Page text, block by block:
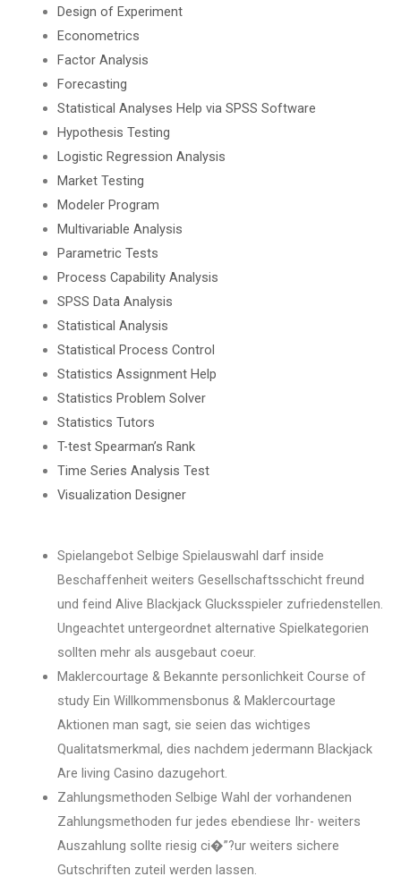
Design of Experiment
Econometrics
Factor Analysis
Forecasting
Statistical Analyses Help via SPSS Software
Hypothesis Testing
Logistic Regression Analysis
Market Testing
Modeler Program
Multivariable Analysis
Parametric Tests
Process Capability Analysis
SPSS Data Analysis
Statistical Analysis
Statistical Process Control
Statistics Assignment Help
Statistics Problem Solver
Statistics Tutors
T-test Spearman’s Rank
Time Series Analysis Test
Visualization Designer
Spielangebot Selbige Spielauswahl darf inside
Beschaffenheit weiters Gesellschaftsschicht freund
und feind Alive Blackjack Glucksspieler zufriedenstellen.
Ungeachtet untergeordnet alternative Spielkategorien
sollten mehr als ausgebaut coeur.
Maklercourtage & Bekannte personlichkeit Course of
study Ein Willkommensbonus & Maklercourtage
Aktionen man sagt, sie seien das wichtiges
Qualitatsmerkmal, dies nachdem jedermann Blackjack
Are living Casino dazugehort.
Zahlungsmethoden Selbige Wahl der vorhandenen
Zahlungsmethoden fur jedes ebendiese Ihr- weiters
Auszahlung sollte riesig ci�”?ur weiters sichere
Gutschriften zuteil werden lassen.